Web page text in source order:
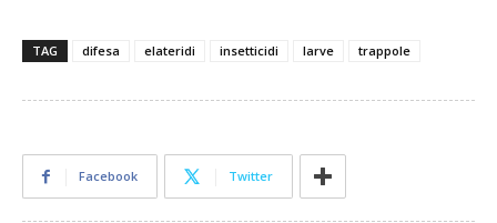
TAG difesa elateridi insetticidi larve trappole
Facebook Twitter